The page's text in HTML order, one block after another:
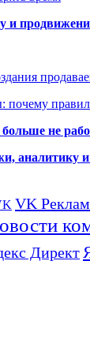
и
не
аналитику
VK
Директ